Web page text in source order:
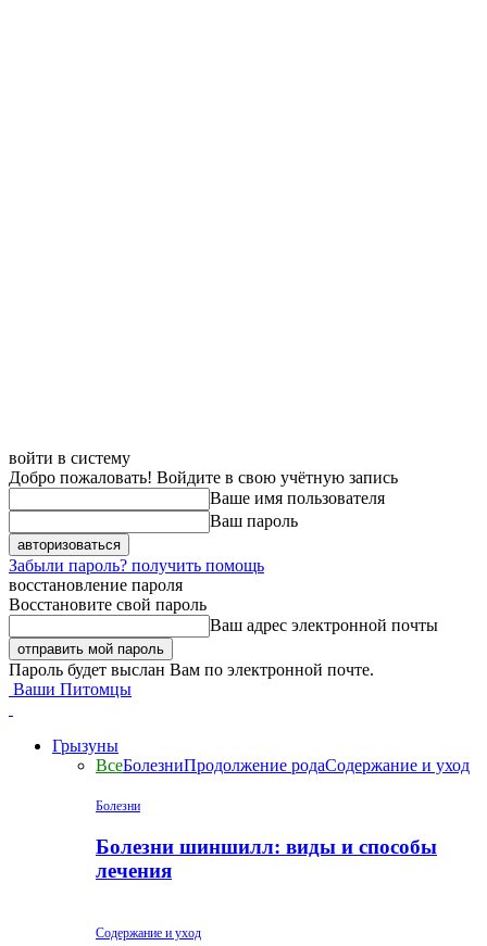
войти в систему
Добро пожаловать! Войдите в свою учётную запись
Ваше имя пользователя
Ваш пароль
Забыли пароль? получить помощь
восстановление пароля
Восстановите свой пароль
Ваш адрес электронной почты
Пароль будет выслан Вам по электронной почте.
Ваши Питомцы
Грызуны
ВсеБолезниПродолжение родаСодержание и уход
Болезни
Болезни шиншилл: виды и способы
лечения
Содержание и уход